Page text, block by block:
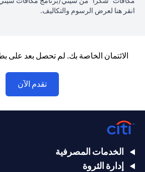
انقر هنا لعرض الرسوم والتكاليف.
الائتمان الخاصة بك. لم تحصل بعد على
تقدم الآن
الخدمات المصرفية
إدارة الثروة